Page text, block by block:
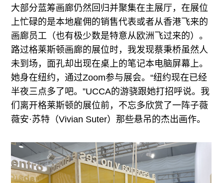
大部分蓝筹画廊仍然回归并聚集在主展厅，在展位
上忙碌的是本地雇佣的销售代表或者从香港飞来的
画廊员工（也有极少数是特意从欧洲飞过来的）。
路过格莱斯顿画廊的展位时，我发现蔡秉桥虽然人
未到场，面孔却出现在桌上的笔记本电脑屏幕上。
她身在纽约，通过Zoom参与展会。“纽约现在已经
半夜三点多了吧。”UCCA的游骁跟她打招呼说。我
们离开格莱斯顿的展位前，不忘多欣赏了一阵子薇
薇安·苏特（Vivian Suter）那些悬吊的杰出画作。